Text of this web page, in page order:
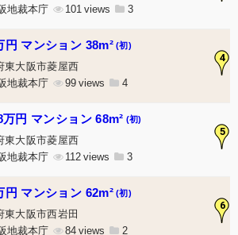
地裁本庁
101 3
4
円 マンション 38m² (初)
東大阪市菱屋西
地裁本庁
99 4
5
万円 マンション 68m² (初)
東大阪市菱屋西
地裁本庁
112 3
6
円 マンション 62m² (初)
東大阪市西岩田
地裁本庁
84 2